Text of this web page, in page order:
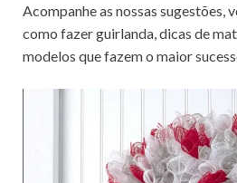
Acompanhe as nossas sugestões,
como fazer guirlanda, dicas de
modelos que fazem o maior